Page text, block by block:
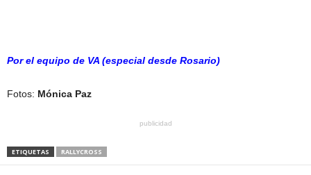
Por el equipo de VA (especial desde Rosario)
Fotos: Mónica Paz
publicidad
ETIQUETAS RALLYCROSS